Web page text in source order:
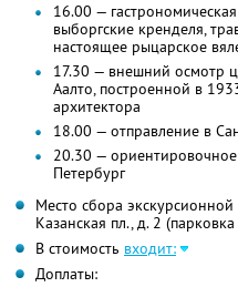
16.00 —
выборгские кренделя,
настоящее рыцарское
17.30 — внешний осмотр
Аалто, построенной в
архитектора
18.00 — отправление в
20.30 —
Петербург
Место сбора экскурсионной
Казанская пл., д. 2
В стоимость входит:
Доплаты: